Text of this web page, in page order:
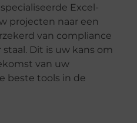
Excel-
projecten naar een
van compliance
Dit is uw kans om
van uw
beste tools in de